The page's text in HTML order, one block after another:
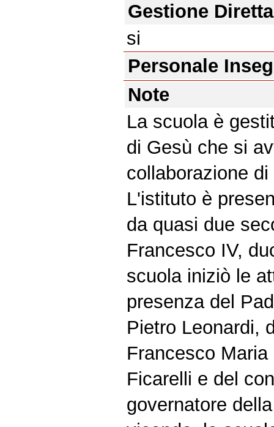
Gestione Diretta
si
Personale
Note
La scuola è
di Gesù che si
collaborazione
L'istituto è
da quasi due
Francesco IV,
scuola iniziò le
presenza del
Pietro Leonardi,
Francesco
Ficarelli e del
governatore